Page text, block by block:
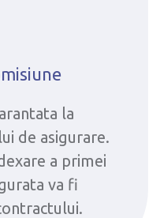
la
de asigurare.
a primei
va fi